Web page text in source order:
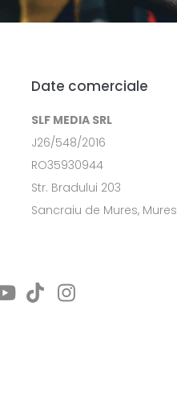
Date comerciale
SLF MEDIA SRL
J26/548/2016
RO35930944
Str. Bradului 203
Sancraiu de Mures, Mures